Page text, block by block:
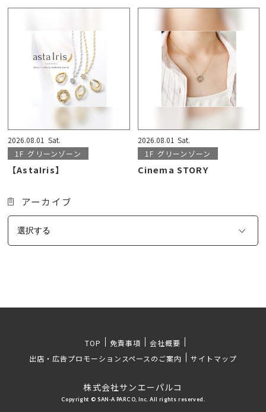
2026.08.01 Sat.
1F グリーンゾーン
【AstaIris】
2026.08.01 Sat.
1F グリーンゾーン
Cinema STORY
アーカイブ
TOP 免責事項
会社概要
出店・広告プロモーションスペースのご案内
サイトマップ
株式会社サンエーパルコ
Copyright © SAN-A PARCO, Inc. All rights reserved.